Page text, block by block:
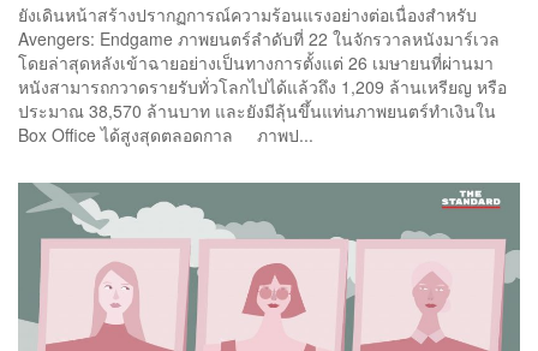
ยังเดินหน้าสร้างปรากฏการณ์ความร้อนแรงอย่างต่อเนื่องสำหรับ
Avengers: Endgame ภาพยนตร์ลำดับที่ 22 ในจักรวาลหนังมาร์เวล
โดยล่าสุดหลังเข้าฉายอย่างเป็นทางการตั้งแต่ 26 เมษายนที่ผ่านมา
หนังสามารถกวาดรายรับทั่วโลกไปได้แล้วถึง 1,209 ล้านเหรียญ หรือ
ประมาณ 38,570 ล้านบาท และยังมีลุ้นขึ้นแท่นภาพยนตร์ทำเงินใน
Box Office ได้สูงสุดตลอดกาล ภาพป...